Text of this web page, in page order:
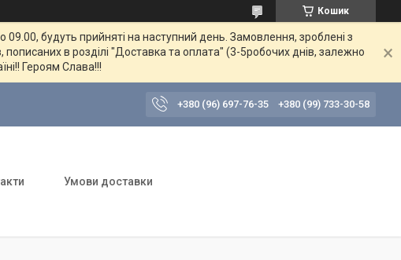
Кошик
будуть прийняті на наступний день. Замовлення, зроблені з
пописаних в розділі "Доставка та оплата" (3-5робочих днів, залежно
Героям Слава!!!
+380 (96) 697-76-35 +380 (99) 733-30-58
Умови доставки